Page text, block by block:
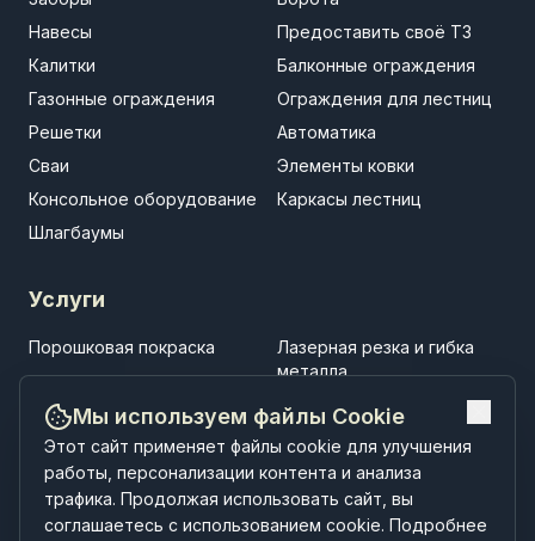
Навесы
Предоставить своё ТЗ
Калитки
Балконные ограждения
Газонные ограждения
Ограждения для лестниц
Решетки
Автоматика
Сваи
Элементы ковки
Консольное оборудование
Каркасы лестниц
Шлагбаумы
Услуги
Порошковая покраска
Лазерная резка и гибка
металла
Установка заборов
Установка ворот
Установка навесов
Строительство
Мы используем файлы Cookie
Этот сайт применяет файлы cookie для улучшения
работы, персонализации контента и анализа
трафика. Продолжая использовать сайт, вы
соглашаетесь с использованием cookie. Подробнее